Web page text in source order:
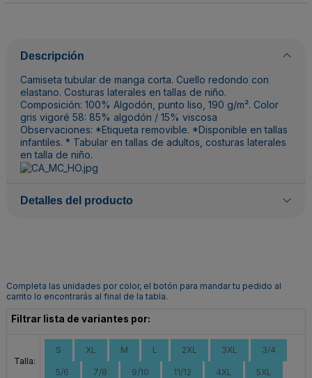
Descripción
Camiseta tubular de manga corta. Cuello redondo con
elastano. Costuras laterales en tallas de niño.
Composición: 100% Algodón, punto liso, 190 g/m². Color
gris vigoré 58: 85% algodón / 15% viscosa
Observaciones: *Etiqueta removible. *Disponible en tallas
infantiles. * Tabular en tallas de adultos, costuras laterales
en talla de niño.
Detalles del producto
Completa las unidades por color, el botón para mandar tu pedido al
carrito lo encontrarás al final de la tabla.
Filtrar lista de variantes por:
Talla:
S XL M L 2XL 3XL 3/4
5/6 7/8 9/10 11/12 4XL 5XL